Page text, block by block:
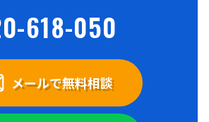
618-050
メールで無料相談